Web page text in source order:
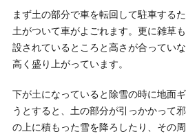
まず土の部分で車を転回して駐車する
土がついて車がよごれます。更に雑草
設されているところと高さが合ってい
高く盛り上がっています。
下が土になっていると除雪の時に地面
うとすると、土の部分が引っかかって
の上に積もった雪を降ろしたり、その